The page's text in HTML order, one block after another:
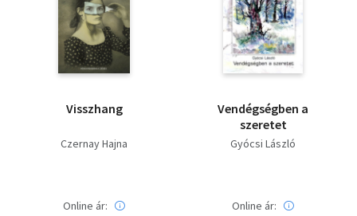
Visszhang
Czernay Hajna
Online ár:
Vendégségben a
szeretet
Gyócsi László
Online ár: